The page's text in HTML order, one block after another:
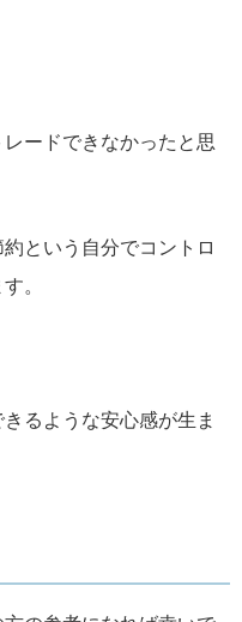
ードできなかったと思
という自分でコントロ
。
るような安心感が生ま